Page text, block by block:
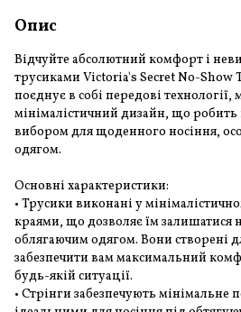
Опис
Відчуйте абсолютний комфорт і
трусиками Victoria's Secret No-Show
поєднує в собі передові технології,
мінімалістичний дизайн, що
вибором для щоденного носіння,
одягом.
Основні характеристики:
• Трусики виконані у
краями, що дозволяє їм залишатися
облягаючим одягом. Вони створені
забезпечити вам максимальний
будь-якій ситуації.
• Стрінги забезпечують мінімальне